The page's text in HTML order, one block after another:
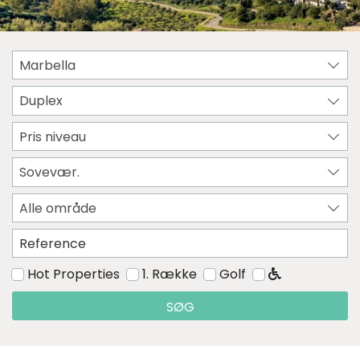
Marbella
Duplex
Pris niveau
Sovevær.
Alle område
Hot Properties 1. Række
Golf
SØG